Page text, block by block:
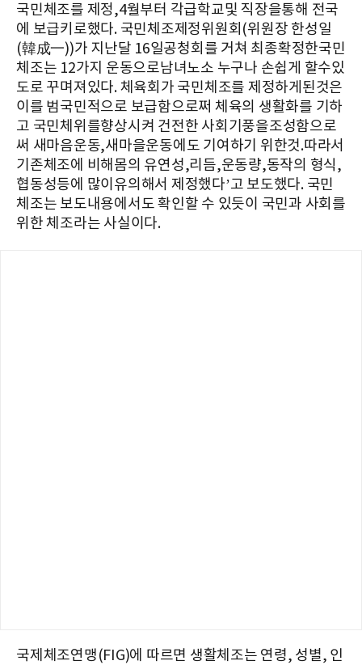
국민체조를 제정,4월부터 각급학교및 직장을통해 전국
에 보급키로했다. 국민체조제정위원회(위원장 한성일
(韓成一))가 지난달 16일공청회를 거쳐 최종확정한국민
체조는 12가지 운동으로남녀노소 누구나 손쉽게 할수있
도로 꾸며져있다. 체육회가 국민체조를 제정하게된것은
이를 범국민적으로 보급함으로쩌 체육의 생활화를 기하
고 국민체위를향상시켜 건전한 사회기풍을조성함으로
써 새마음운동,새마을운동에도 기여하기 위한것.따라서
기존체조에 비해몸의 유연성,리듬,운동량,동작의 형식,
협동성등에 많이유의해서 제정했다’고 보도했다. 국민
체조는 보도내용에서도 확인할 수 있듯이 국민과 사회를
위한 체조라는 사실이다.
국제체조연맹(FIG)에 따르면 생활체조는 연령, 성별, 인